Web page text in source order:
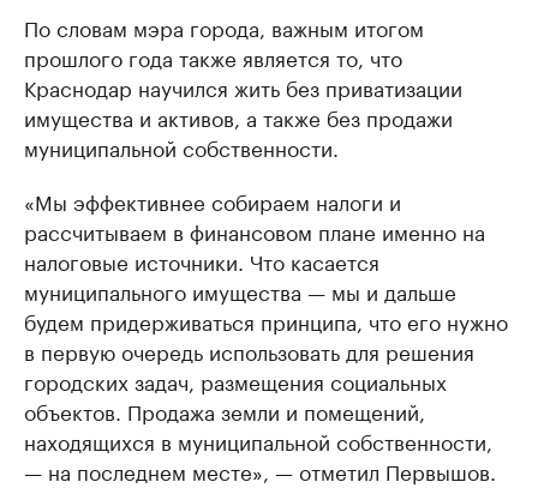
По словам мэра города, важным итогом
прошлого года также является то, что
Краснодар научился жить без приватизации
имущества и активов, а также без продажи
муниципальной собственности.
«Мы эффективнее собираем налоги и
рассчитываем в финансовом плане именно на
налоговые источники. Что касается
муниципального имущества — мы и дальше
будем придерживаться принципа, что его нужно
в первую очередь использовать для решения
городских задач, размещения социальных
объектов. Продажа земли и помещений,
находящихся в муниципальной собственности,
— на последнем месте», — отметил Первышов.